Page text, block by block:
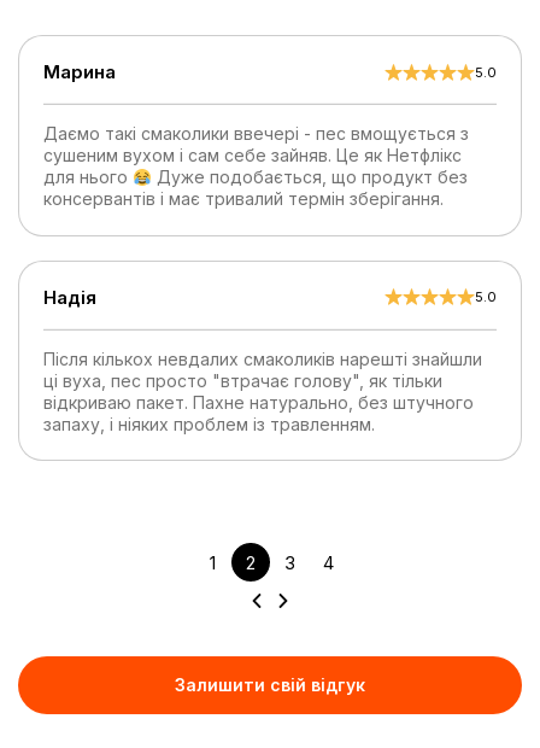
Марина 5.0
Даємо такі смаколики ввечері - пес вмощується з
сушеним вухом і сам себе зайняв. Це як Нетфлікс
для нього
Дуже подобається, що продукт без
консервантів і має тривалий термін зберігання.
Надія 5.0
Після кількох невдалих смаколиків нарешті знайшли
ці вуха, пес просто "втрачає голову", як тільки
відкриваю пакет. Пахне натурально, без штучного
запаху, і ніяких проблем із травленням.
1 2 3 4
Залишити свій відгук